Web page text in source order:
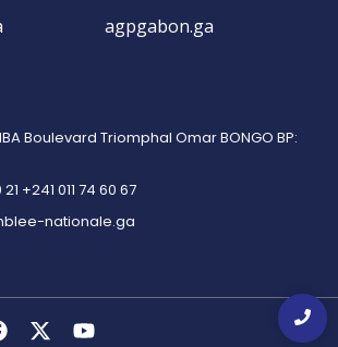
agpgabon.ga
Boulevard Triomphal Omar BONGO BP:
+241 011 74 60 67
nationale.ga